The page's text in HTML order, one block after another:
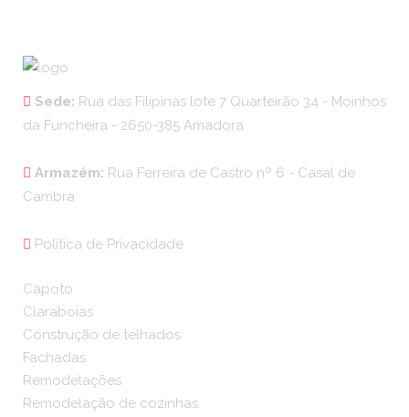
Sede: Rua das Filipinas lote 7 Quarteirão 34 - Moinhos
da Funcheira - 2650-385 Amadora
Armazém: Rua Ferreira de Castro nº 6 - Casal de
Cambra
Política de Privacidade
Capoto
Claraboias
Construção de telhados
Fachadas
Remodelações
Remodelação de cozinhas